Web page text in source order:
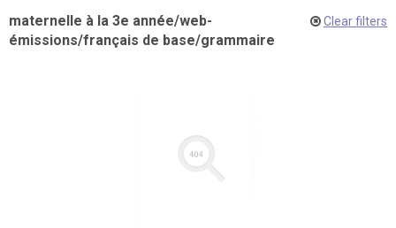
maternelle à la 3e année/web-
émissions/français de base/grammaire
Clear filters